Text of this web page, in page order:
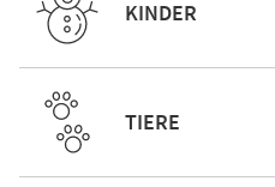
KINDER
TIERE